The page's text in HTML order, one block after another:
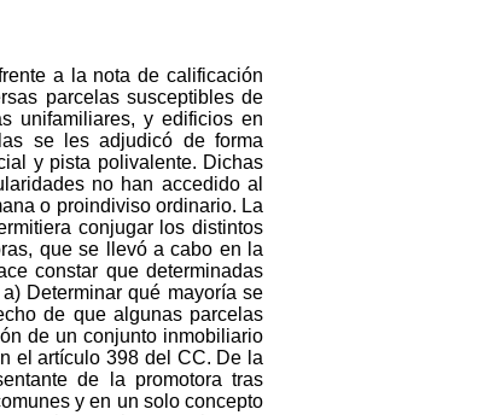
a la nota de calificación
parcelas susceptibles de
unifamiliares, y edificios en
se les adjudicó de forma
y pista polivalente. Dichas
no han accedido al
o proindiviso ordinario. La
conjugar los distintos
que se llevó a cabo en la
constar que determinadas
Determinar qué mayoría se
de que algunas parcelas
de un conjunto inmobiliario
el artículo 398 del CC. De la
de la promotora tras
y en un solo concepto